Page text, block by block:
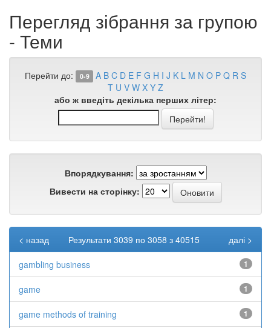
Перегляд зібрання за групою
- Теми
Перейти до: 0-9 A B C D E F G H I J K L M N O P Q R S
T U V W X Y Z
або ж введіть декілька перших літер:
Впорядкування:
Вивести на сторінку:
Результати 3039 по 3058 з 40515
< назад далі >
gambling business 1
game 1
game methods of training 1